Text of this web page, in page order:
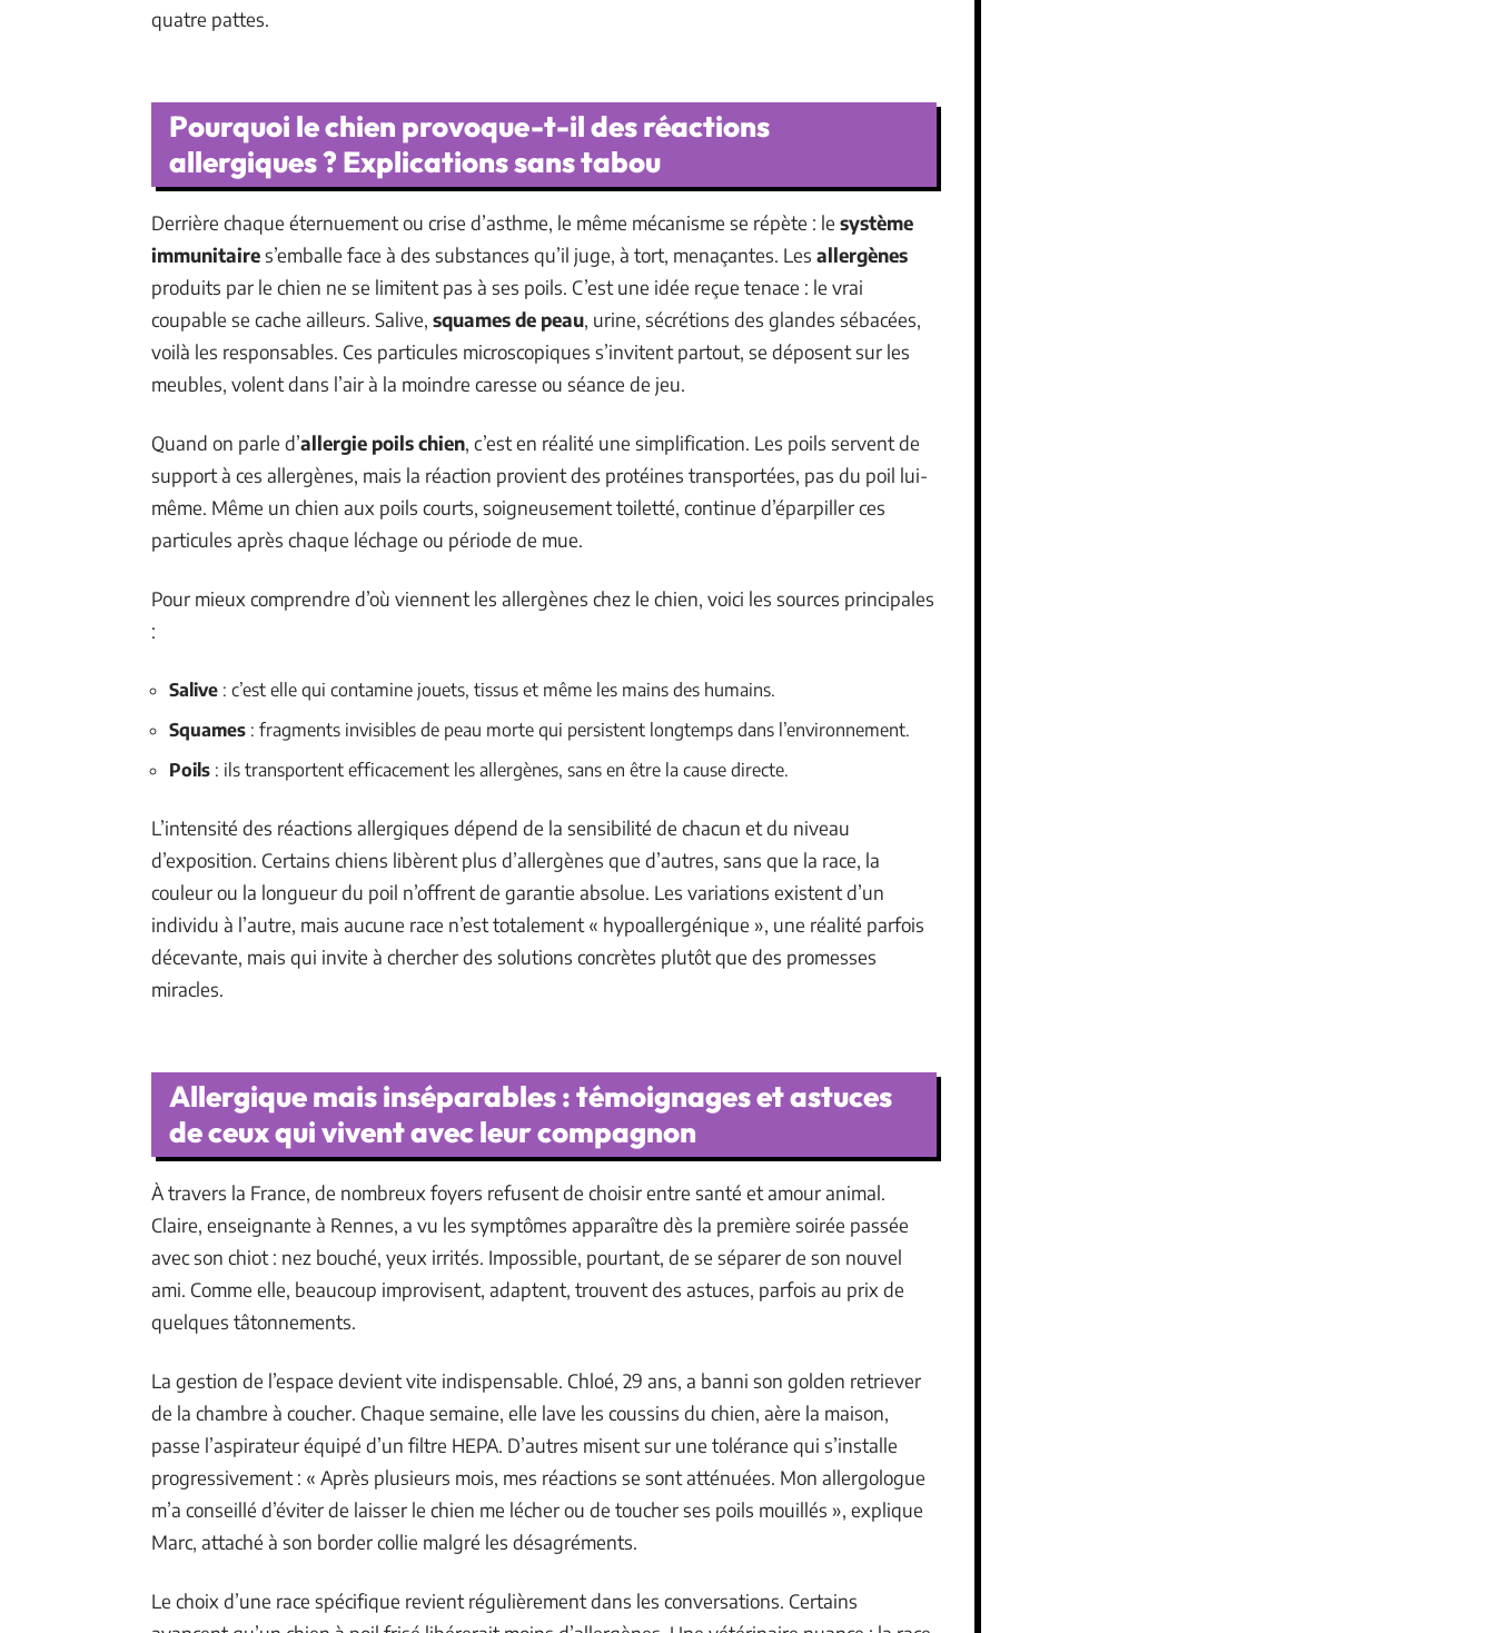
quatre pattes.
Pourquoi le chien provoque-t-il des réactions
allergiques ? Explications sans tabou
Derrière chaque éternuement ou crise d’asthme, le même mécanisme se répète : le système
immunitaires’emballe face à des substances qu’il juge, à tort, menaçantes. Les allergènes
produits par le chien ne se limitent pas à ses poils. C’est une idée reçue tenace : le vrai
coupable se cache ailleurs. Salive, squames de peau, urine, sécrétions des glandes sébacées,
voilà les responsables. Ces particules microscopiques s’invitent partout, se déposent sur les
meubles, volent dans l’air à la moindre caresse ou séance de jeu.
Quand on parle d’allergie poils chien, c’est en réalité une simplification. Les poils servent de
support à ces allergènes, mais la réaction provient des protéines transportées, pas du poil lui-
même. Même un chien aux poils courts, soigneusement toiletté, continue d’éparpiller ces
particules après chaque léchage ou période de mue.
Pour mieux comprendre d’où viennent les allergènes chez le chien, voici les sources principales
:
Salive : c’est elle qui contamine jouets, tissus et même les mains des humains.
Squames : fragments invisibles de peau morte qui persistent longtemps dans l’environnement.
Poils : ils transportent efficacement les allergènes, sans en être la cause directe.
L’intensité des réactions allergiques dépend de la sensibilité de chacun et du niveau
d’exposition. Certains chiens libèrent plus d’allergènes que d’autres, sans que la race, la
couleur ou la longueur du poil n’offrent de garantie absolue. Les variations existent d’un
individu à l’autre, mais aucune race n’est totalement « hypoallergénique », une réalité parfois
décevante, mais qui invite à chercher des solutions concrètes plutôt que des promesses
miracles.
Allergique mais inséparables : témoignages et astuces
de ceux qui vivent avec leur compagnon
À travers la France, de nombreux foyers refusent de choisir entre santé et amour animal.
Claire, enseignante à Rennes, a vu les symptômes apparaître dès la première soirée passée
avec son chiot : nez bouché, yeux irrités. Impossible, pourtant, de se séparer de son nouvel
ami. Comme elle, beaucoup improvisent, adaptent, trouvent des astuces, parfois au prix de
quelques tâtonnements.
La gestion de l’espace devient vite indispensable. Chloé, 29 ans, a banni son golden retriever
de la chambre à coucher. Chaque semaine, elle lave les coussins du chien, aère la maison,
passe l’aspirateur équipé d’un filtre HEPA. D’autres misent sur une tolérance qui s’installe
progressivement : « Après plusieurs mois, mes réactions se sont atténuées. Mon allergologue
m’a conseillé d’éviter de laisser le chien me lécher ou de toucher ses poils mouillés », explique
Marc, attaché à son border collie malgré les désagréments.
Le choix d’une race spécifique revient régulièrement dans les conversations. Certains